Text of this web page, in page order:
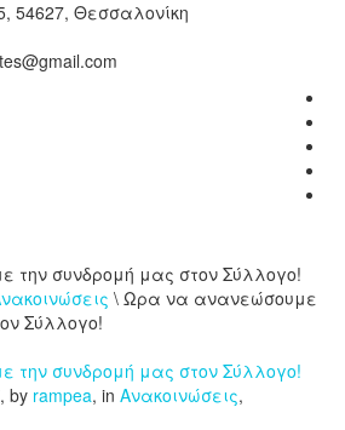
54627, Θεσσαλονίκη
συνδρομή μας στον Σύλλογο!
\ Ωρα να ανανεώσουμε
Σύλλογο!
συνδρομή μας στον Σύλλογο!
by rampea, in Ανακοινώσεις,